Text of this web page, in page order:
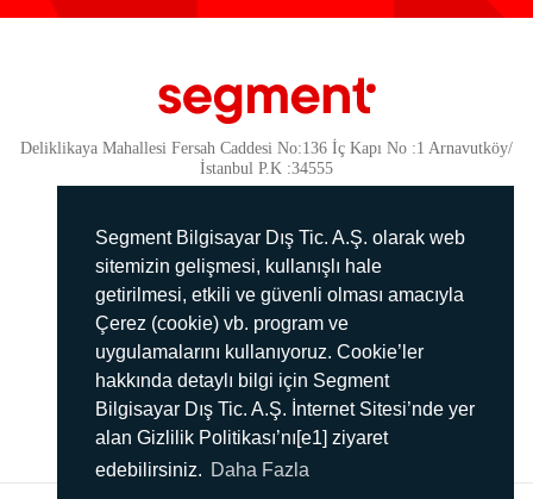
Segment Bilgisayar Dış Tic. A.Ş. olarak web
sitemizin gelişmesi, kullanışlı hale
getirilmesi, etkili ve güvenli olması amacıyla
Çerez (cookie) vb. program ve
uygulamalarını kullanıyoruz. Cookie’ler
hakkında detaylı bilgi için Segment
Bilgisayar Dış Tic. A.Ş. İnternet Sitesi’nde yer
alan Gizlilik Politikası’nı[e1] ziyaret
edebilirsiniz. Daha Fazla
Deliklikaya Mahallesi Fersah Caddesi No:136 İç Kapı No :1 Arnavutköy/
İstanbul P.K :34555
Güvenlik
KVKK Politikamız
Gizlilik Politikamız
Aydınlatma Metni
İmha Politikası
444 78 99
info@segment.com.tr